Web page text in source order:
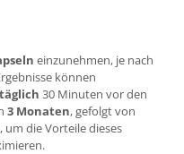
einzunehmen, je nach
können
30 Minuten vor den
3 Monaten, gefolgt von
um die Vorteile dieses